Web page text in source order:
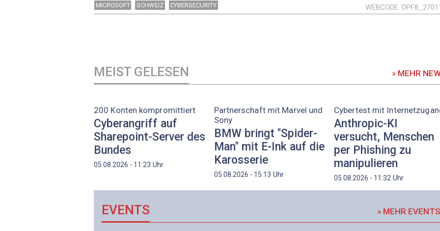
MICROSOFT SCHWEIZ CYBERSECURITY WEBCODE
MEIST GELESEN » MEHR
200 Konten kompromittiert
Cyberangriff auf
Sharepoint-Server des
Bundes
05.08.2026 - 11:23 Uhr
Partnerschaft mit Marvel und
Sony
BMW bringt "Spider-
Man" mit E-Ink auf die
Karosserie
05.08.2026 - 15:13 Uhr
Cybertest mit
Anthropic-KI
versucht, Menschen
per Phishing zu
manipulieren
05.08.2026 - 11:32 Uhr
EVENTS » MEHR EVENTS